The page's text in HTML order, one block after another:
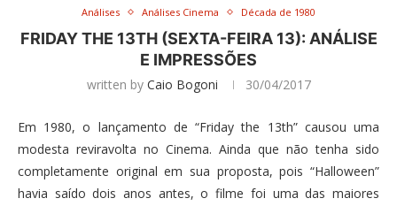
Análises Análises Cinema Década de 1980
FRIDAY THE 13TH (SEXTA-FEIRA 13): ANÁLISE
E IMPRESSÕES
written by Caio Bogoni 30/04/2017
Em 1980, o lançamento de “Friday the 13th” causou uma
modesta reviravolta no Cinema. Ainda que não tenha sido
completamente original em sua proposta, pois “Halloween”
havia saído dois anos antes, o filme foi uma das maiores